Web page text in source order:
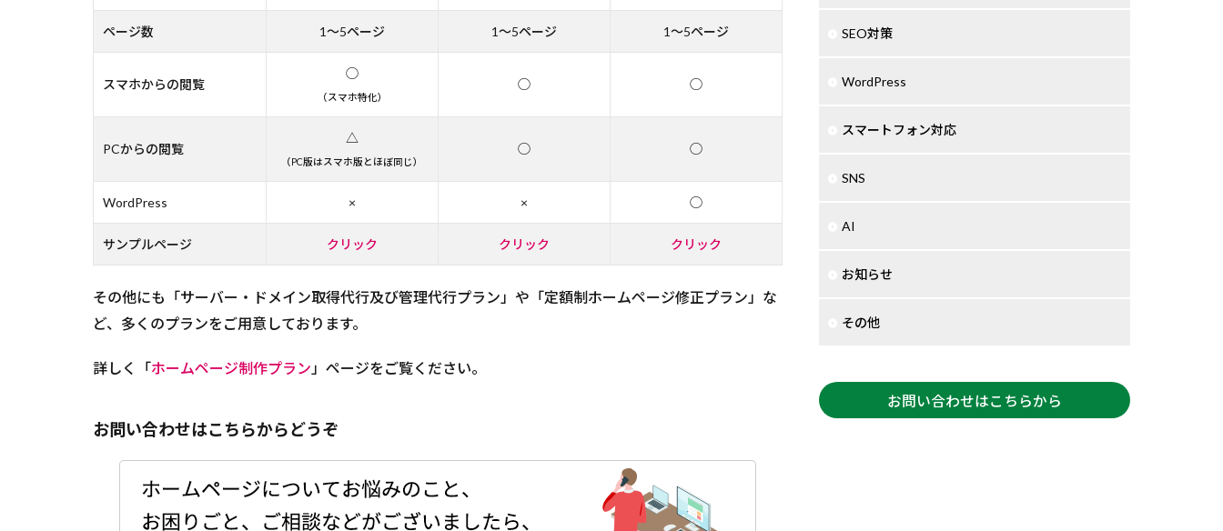
ページ数 1～5ページ 1～5ページ 1～5ページ
スマホからの閲覧
◯
（スマホ特化）
◯ ◯
PCからの閲覧
△
（PC版はスマホ版とほぼ同じ）
◯ ◯
WordPress × × ◯
サンプルページ クリック クリック クリック
その他にも「サーバー・ドメイン取得代行及び管理代行プラン」や「定額制ホームページ修正プラン」な
ど、多くのプランをご用意しております。
詳しく「ホームページ制作プラン 」ページをご覧ください。
お問い合わせはこちらからどうぞ
SEO対策
WordPress
スマートフォン対応
SNS
AI
お知らせ
その他
お問い合わせはこちらから